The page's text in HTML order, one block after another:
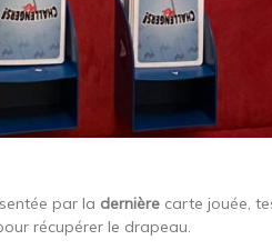
par la dernière carte jouée,
récupérer le drapeau.